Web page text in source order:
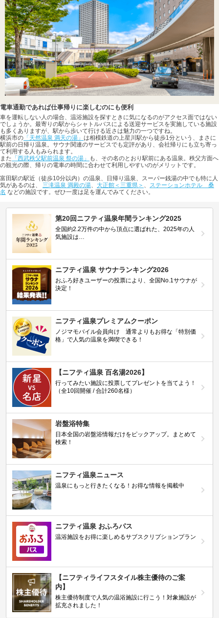
電車通勤であれば仕事帰りに楽しむのにも便利
車を運転しない人の場合、温浴施設を探すときに気になるのがアクセス面ではない
でしょうか。最寄りの駅からシャトルバスによる送迎サービスを実施している施設
も多くありますが、駅から歩いて行ける近さは魅力の一つですね。
横浜市の 「天然温泉 満天の湯」 は相模鉄道の上星川駅から徒歩1分という、まさに
駅前の日帰り温泉。サウナ関連のサービスでも定評があり、会社帰りにも立ち寄っ
て利用する人もみられます。
また 「西武秩父駅前温泉 祭の湯」
も、その名のとおり駅前にある温泉。秩父方面へ
の観光の際、帰りの電車の時間に合わせて利用しやすいのがメリットです。
富田駅の駅近（徒歩10分以内）の温泉、日帰り温泉、スーパー銭湯の中でも特に人
気があるのは、 三滝温泉 満殿の湯、 大正館＜三重県＞ 、 ステーションホテル 桑
名 などの施設です。ぜひ一度は足を運んでみてください。
第20回ニフティ温泉年間ランキング2025
全国約2.2万件の中から頂点に選ばれた、2025年の人
気施設は…
ニフティ温泉 サウナランキング2026
おふろ好きユーザーの投票により、全国No.1サウナが
決定！
ニフティ温泉プレミアムクーポン
ノジマモバイル会員向け 通常よりもお得な「特別価
格」で人気の温泉を満喫できる！
【ニフティ温泉 百名湯2026】
行ってみたい施設に投票してプレゼントを当てよう！
（全10回開催 / 合計260名様）
岩盤浴特集
日本全国の岩盤浴情報だけをピックアップ。まとめて
検索！
ニフティ温泉ニュース
温泉にもっと行きたくなる！お得な情報を掲載中
ニフティ温泉 おふろパス
温浴施設をお得に楽しめるサブスクリプションプラン
【ニフティライフスタイル株主優待のご案
内】
株主優待制度で人気の温浴施設に行こう！対象施設が
拡充されました！